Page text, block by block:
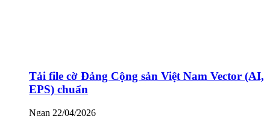
Tải file cờ Đảng Cộng sản Việt Nam Vector (AI,
EPS) chuẩn
Ngan 22/04/2026